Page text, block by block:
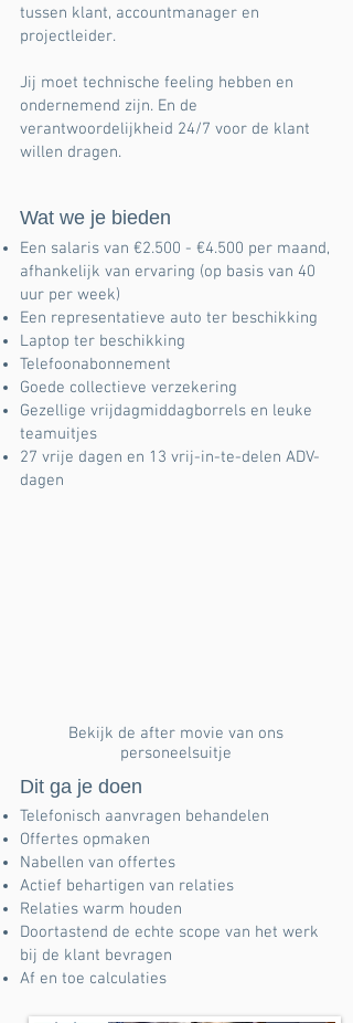
tussen klant, accountmanager en
projectleider.
Jij moet technische feeling hebben en
ondernemend zijn. En de
verantwoordelijkheid 24/7 voor de klant
willen dragen.
Wat we je bieden
Een salaris van €2.500 - €4.500 per maand,
afhankelijk van ervaring (op basis van 40
uur per week)
Een representatieve auto ter beschikking
Laptop ter beschikking
Telefoonabonnement
Goede collectieve verzekering
Gezellige vrijdagmiddagborrels en leuke
teamuitjes
27 vrije dagen en 13 vrij-in-te-delen ADV-
dagen
Bekijk de after movie van ons
personeelsuitje
Dit ga je doen
Telefonisch aanvragen behandelen
Offertes opmaken
Nabellen van offertes
Actief behartigen van relaties
Relaties warm houden
Doortastend de echte scope van het werk
bij de klant bevragen
Af en toe calculaties